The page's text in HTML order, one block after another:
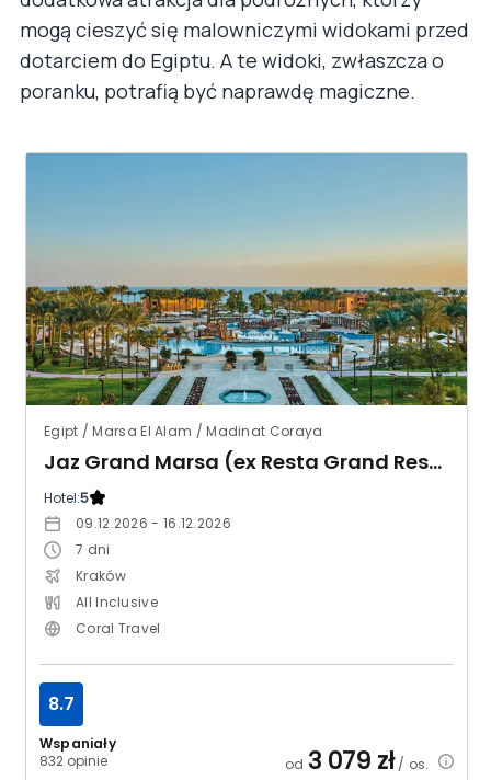
mogą cieszyć się malowniczymi widokami przed
dotarciem do Egiptu. A te widoki, zwłaszcza o
poranku, potrafią być naprawdę magiczne.
Egipt / Marsa El Alam / Madinat Coraya
Jaz Grand Marsa (ex Resta Grand Resort)
Hotel:5
09.12.2026 - 16.12.2026
7 dni
Kraków
All Inclusive
Coral Travel
Wspaniały
832 opinie
8.7
od 3 079 zł/ os.